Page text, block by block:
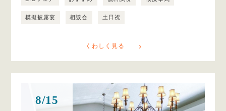
模擬披露宴 相談会 土日祝
くわしく見る
8/15